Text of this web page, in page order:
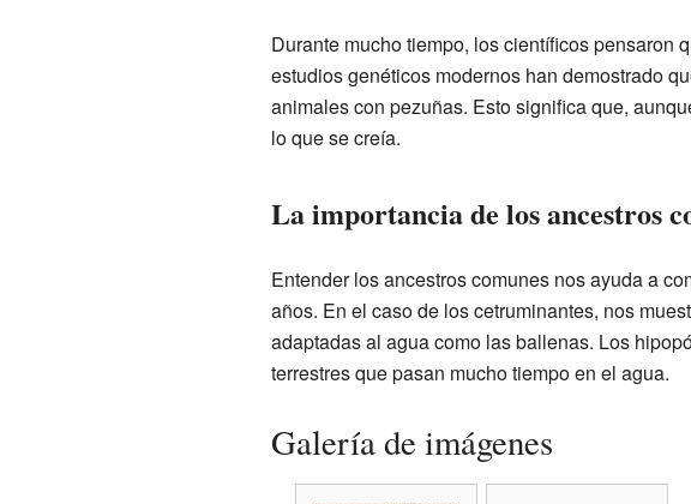
Durante mucho tiempo, los científicos pensaron
estudios genéticos modernos han demostrado
animales con pezuñas. Esto significa que,
lo que se creía.
La importancia de los ancestros
Entender los ancestros comunes nos ayuda a
años. En el caso de los cetruminantes, nos
adaptadas al agua como las ballenas. Los
terrestres que pasan mucho tiempo en el agua.
Galería de imágenes